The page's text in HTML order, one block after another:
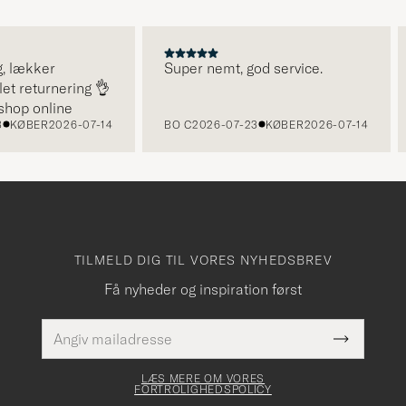
👌
online
2026-07-14
Super nemt, god service.
BO C2026-07-23 KØBER2026-07-14
TILMELD DIG TIL VORES NYHEDSBREV
Få nyheder og inspiration først
mailadresse
Dette
felt skal
Submit
Newsletter
LÆS MERE OM VORES
FORTROLIGHEDSPOLICY